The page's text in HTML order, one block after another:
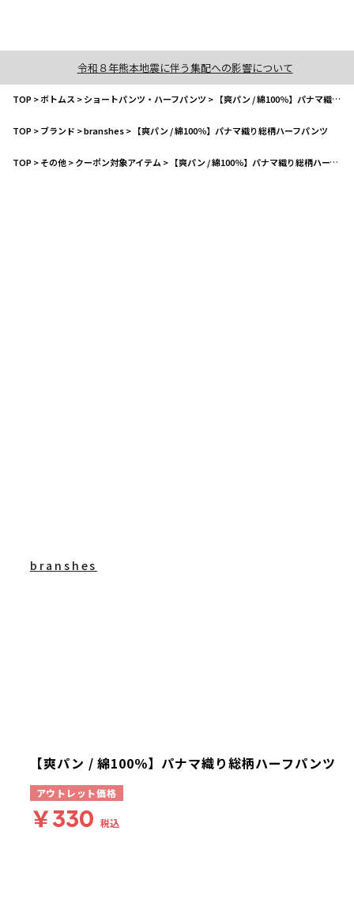
令和８年熊本地震に伴う集配への影響について
TOP>ボトムス >ショートパンツ・ハーフパンツ > 【爽パン / 綿100％】パナマ織り総柄ハーフパンツ
TOP>ブランド >branshes> 【爽パン / 綿100％】パナマ織り総柄ハーフパンツ
TOP>その他>クーポン対象アイテム > 【爽パン / 綿100％】パナマ織り総柄ハーフパンツ
branshes
【爽パン / 綿100％】パナマ織り総柄ハーフパンツ
アウトレット価格
￥330 税込